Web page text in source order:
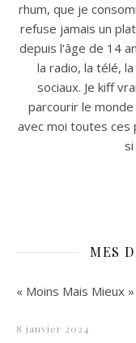
rhum, que je
refuse jamais un
depuis l'âge de 14
la radio, la télé,
sociaux. Je kiff
parcourir le
avec moi toutes ces
MES
« Moins Mais Mieux
8 janvier 2024